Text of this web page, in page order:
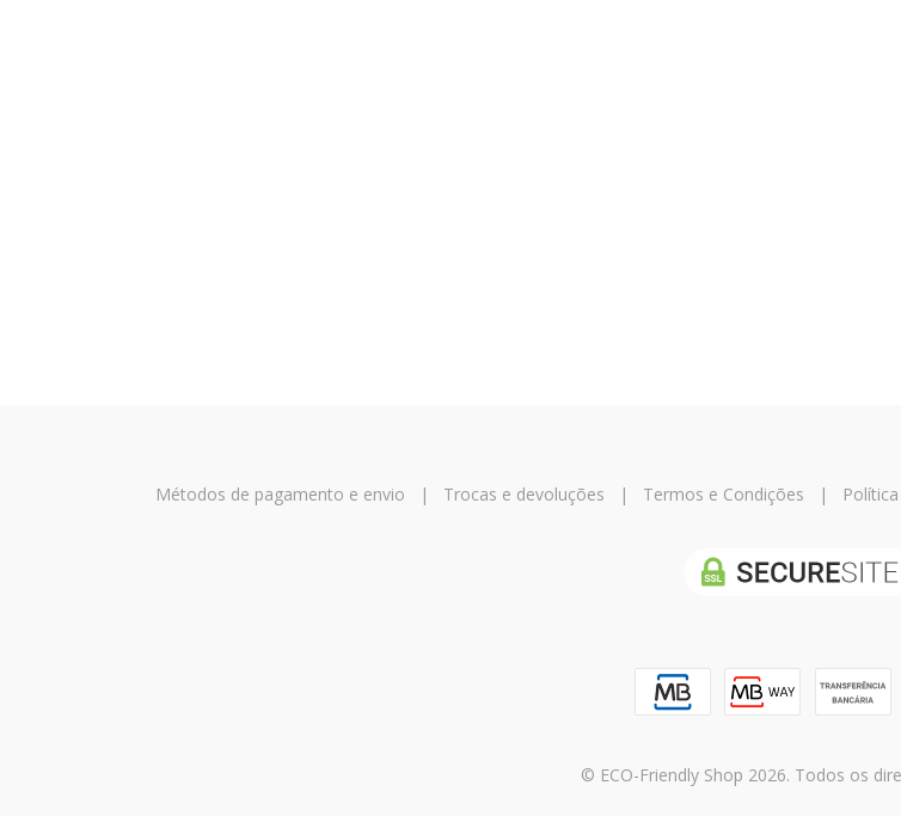
Métodos de pagamento e envio | Trocas e devoluções | Termos e Condições |
© ECO-Friendly Shop 2026. Todos os